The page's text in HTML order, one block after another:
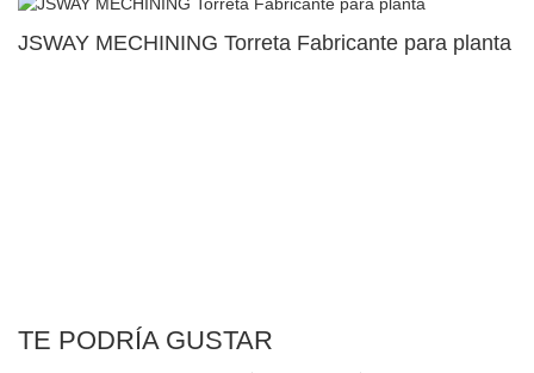
JSWAY MECHINING Torreta Fabricante para planta
TE PODRÍA GUSTAR